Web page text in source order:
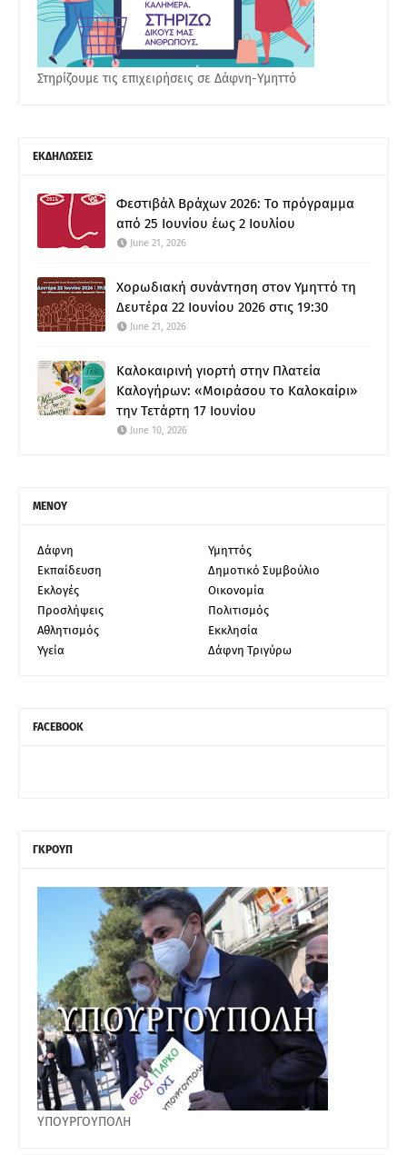
Στηρίζουμε τις επιχειρήσεις σε Δάφνη-Υμηττό
ΕΚΔΗΛΩΣΕΙΣ
Φεστιβάλ Βράχων 2026: Το πρόγραμμα
από 25 Ιουνίου έως 2 Ιουλίου
June 21, 2026
Χορωδιακή συνάντηση στον Υμηττό τη
Δευτέρα 22 Ιουνίου 2026 στις 19:30
June 21, 2026
Καλοκαιρινή γιορτή στην Πλατεία
Καλογήρων: «Μοιράσου το Καλοκαίρι»
την Τετάρτη 17 Ιουνίου
June 10, 2026
ΜΕΝΟΥ
Δάφνη
Υμηττός
Εκπαίδευση
Δημοτικό Συμβούλιο
Εκλογές
Οικονομία
Προσλήψεις
Πολιτισμός
Αθλητισμός
Εκκλησία
Υγεία
Δάφνη Τριγύρω
FACEBOOK
ΓΚΡΟΥΠ
ΥΠΟΥΡΓΟΥΠΟΛΗ